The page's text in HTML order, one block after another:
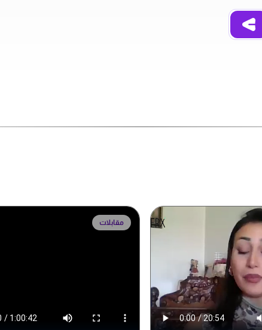
مقابلات